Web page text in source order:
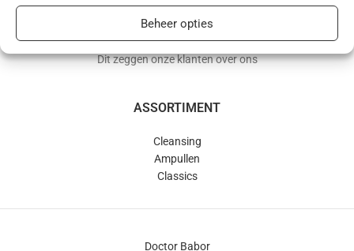
Beheer opties
RECENSIES
Dit zeggen onze klanten over ons
ASSORTIMENT
Cleansing
Ampullen
Classics
Doctor Babor